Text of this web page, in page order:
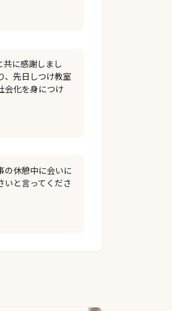
に感謝しまし
、先日しつけ教室
会化を身につけ
の休憩中に会いに
いと言ってくださ